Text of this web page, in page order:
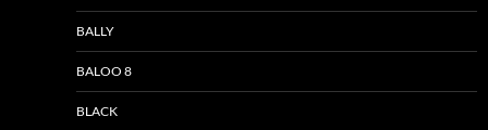
BALLY
BALOO 8
BLACK